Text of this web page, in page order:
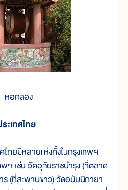
หอกลอง
เทศไทย
ยมีหลายแห่งทั้งในกรุงเทพฯ
พฯ เช่น วัดอุภัยราชบำรุง (ที่ตลาด
(ที่สะพานขาว) วัดอนัมนิกายา